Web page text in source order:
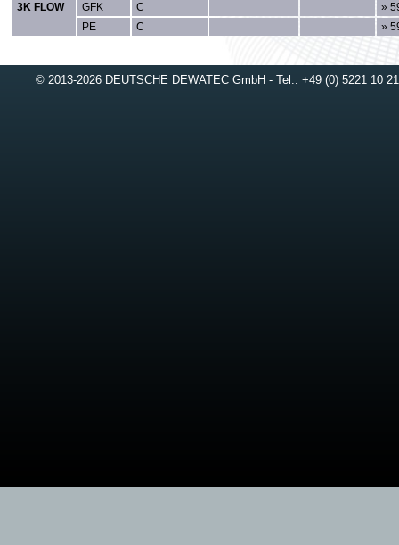
3K FLOW
GFK
C
»
PE
C »
© 2013-2026 DEUTSCHE DEWATEC GmbH - Tel.: +49 (0) 5221